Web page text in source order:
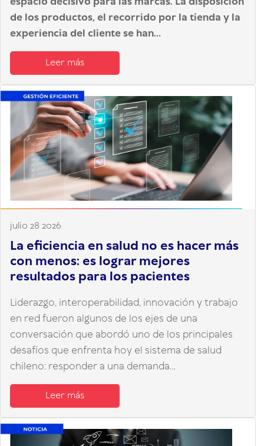
de los productos, el recorrido por la tienda y la
experiencia del cliente se han...
Leer más
julio 28 2026
La eficiencia en salud no es hacer más
con menos: es lograr mejores
resultados para los pacientes
Liderazgo, interoperabilidad, innovación y trabajo
en red fueron algunos de los ejes de una
conversación que abordó uno de los principales
desafíos que enfrenta hoy el sistema de salud
chileno: responder a una demanda...
Leer más